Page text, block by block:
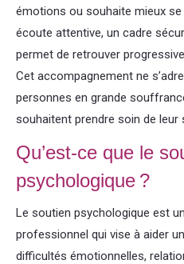
émotions ou souhaite mieux
écoute attentive, un cadre
permet de retrouver
Cet accompagnement ne
personnes en grande
souhaitent prendre soin de leur
Qu’est-ce que le
psychologique ?
Le soutien psychologique est
professionnel qui vise à aider
difficultés émotionnelles,